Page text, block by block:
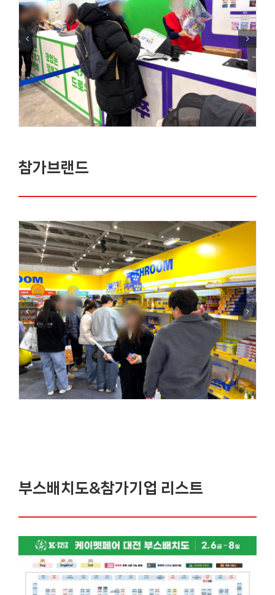
참가브랜드
부스배치도&참가기업 리스트